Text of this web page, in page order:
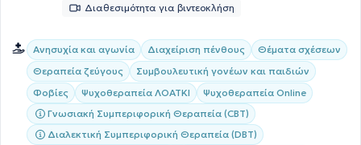
Διαθεσιμότητα για βιντεοκλήση
Ανησυχία και αγωνία Διαχείριση πένθους
Θέματα σχέσεων
Θεραπεία ζεύγους
Συμβουλευτική γονέων και παιδιών
Φοβίες
Ψυχοθεραπεία ΛΟΑΤΚΙ
Ψυχοθεραπεία Online
Γνωσιακή Συμπεριφορική Θεραπεία (CBT)
Διαλεκτική Συμπεριφορική Θεραπεία (DBT)